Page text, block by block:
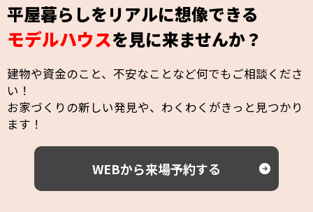
平屋暮らしをリアルに想像できる
モデルハウスを見に来ませんか？
建物や資金のこと、不安なことなど何でもご相談くださ
い！
お家づくりの新しい発見や、わくわくがきっと見つかり
ます！
WEBから来場予約する